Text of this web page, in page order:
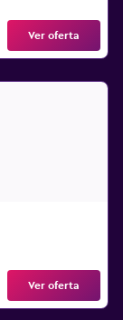
Ver oferta
Ver oferta